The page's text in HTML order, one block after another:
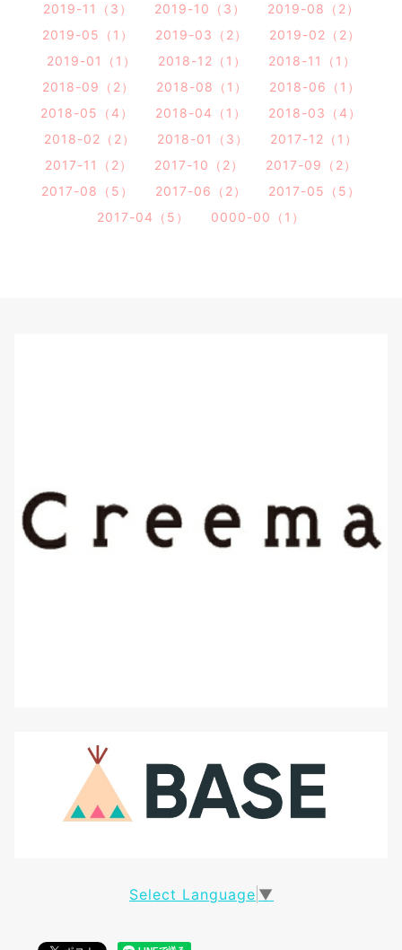
2019-11（3）
2019-10（3）
2019-08（2）
2019-05（1）
2019-03（2）
2019-02（2）
2019-01（1）
2018-12（1）
2018-11（1）
2018-09（2）
2018-08（1）
2018-06（1）
2018-05（4）
2018-04（1）
2018-03（4）
2018-02（2）
2018-01（3）
2017-12（1）
2017-11（2）
2017-10（2）
2017-09（2）
2017-08（5）
2017-06（2）
2017-05（5）
2017-04（5）
0000-00（1）
Select Language ▼